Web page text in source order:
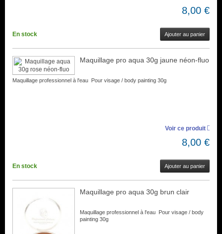
8,00 €
En stock Ajouter au panier
Maquillage pro aqua 30g jaune néon-fluo
Maquillage professionnel à l'eau Pour visage / body painting 30g
Voir ce produit
8,00 €
En stock Ajouter au panier
Maquillage pro aqua 30g brun clair
Maquillage professionnel à l'eau Pour visage / body
painting 30g